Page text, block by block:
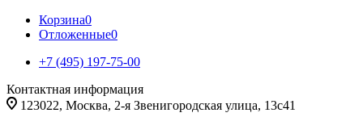
Корзина0
Отложенные0
+7 (495) 197-75-00
Контактная информация
123022, Москва, 2-я Звенигородская улица, 13с41